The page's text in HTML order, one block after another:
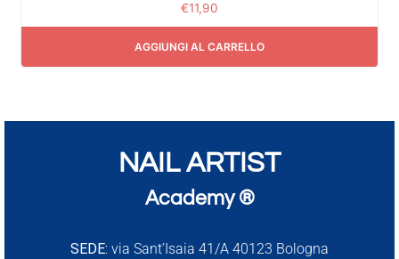
€11,90
AGGIUNGI AL CARRELLO
NAIL ARTIST
Academy ®
SEDE: via Sant’Isaia 41/A 40123 Bologna